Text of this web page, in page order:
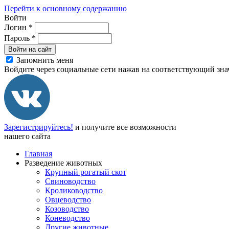
Перейти к основному содержанию
Войти
Логин *
Пароль *
Войти на сайт
Запомнить меня
Войдите через социальные сети нажав на соответствующий
Зарегистрируйтесь! и получите все возможности
нашего сайта
Главная
Разведение животных
Крупный рогатый скот
Свиноводство
Кролиководство
Овцеводство
Козоводство
Коневодство
Другие животные